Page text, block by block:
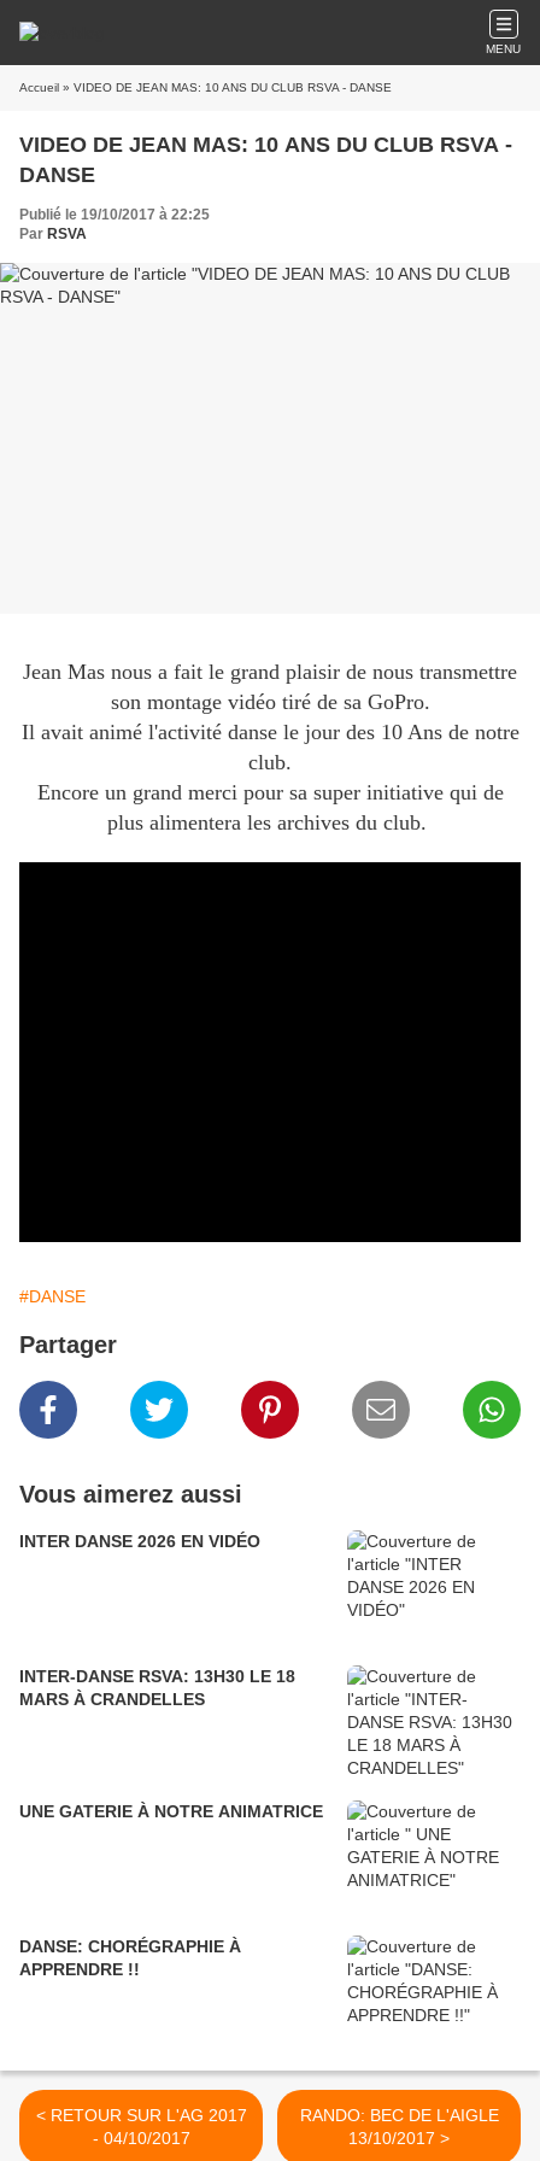
MENU
Accueil » VIDEO DE JEAN MAS: 10 ANS DU CLUB RSVA - DANSE
VIDEO DE JEAN MAS: 10 ANS DU CLUB RSVA -
DANSE
Publié le 19/10/2017 à 22:25
Par RSVA
Jean Mas nous a fait le grand plaisir de nous transmettre
son montage vidéo tiré de sa GoPro.
Il avait animé l'activité danse le jour des 10 Ans de notre
club.
Encore un grand merci pour sa super initiative qui de
plus alimentera les archives du club.
#DANSE
Partager
Vous aimerez aussi
INTER DANSE 2026 EN VIDÉO
INTER-DANSE RSVA: 13H30 LE 18
MARS À CRANDELLES
UNE GATERIE À NOTRE ANIMATRICE
DANSE: CHORÉGRAPHIE À
APPRENDRE !!
< RETOUR SUR L'AG 2017
- 04/10/2017
RANDO: BEC DE L'AIGLE
13/10/2017 >